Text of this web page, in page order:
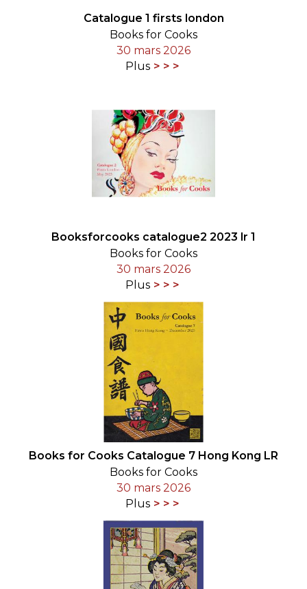
Catalogue 1 firsts london
Books for Cooks
30 mars 2026
Plus
Booksforcooks catalogue2 2023 lr 1
Books for Cooks
30 mars 2026
Plus
Books for Cooks Catalogue 7 Hong Kong LR
Books for Cooks
30 mars 2026
Plus